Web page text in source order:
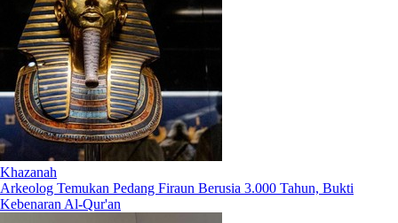
Khazanah
Arkeolog Temukan Pedang Firaun Berusia 3.000 Tahun, Bukti
Kebenaran Al-Qur'an